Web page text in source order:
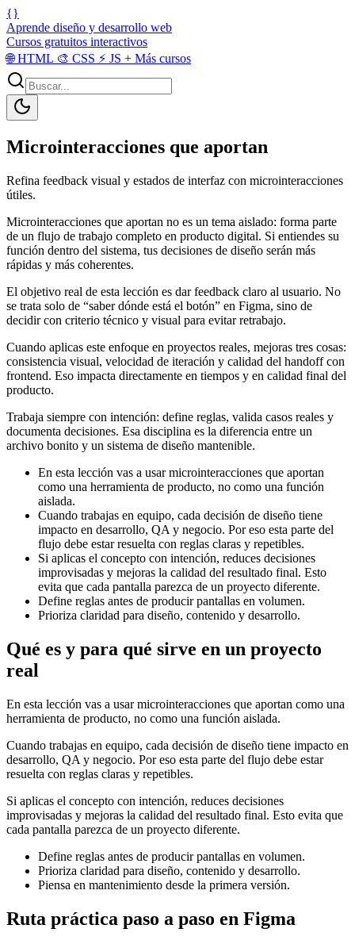
{}
Aprende diseño y desarrollo web
Cursos gratuitos interactivos
🌐HTML 🎨 CSS ⚡ JS + Más cursos
Microinteracciones que aportan
Refina feedback visual y estados de interfaz con microinteracciones
útiles.
Microinteracciones que aportan no es un tema aislado: forma parte
de un flujo de trabajo completo en producto digital. Si entiendes su
función dentro del sistema, tus decisiones de diseño serán más
rápidas y más coherentes.
El objetivo real de esta lección es dar feedback claro al usuario. No
se trata solo de “saber dónde está el botón” en Figma, sino de
decidir con criterio técnico y visual para evitar retrabajo.
Cuando aplicas este enfoque en proyectos reales, mejoras tres cosas:
consistencia visual, velocidad de iteración y calidad del handoff con
frontend. Eso impacta directamente en tiempos y en calidad final del
producto.
Trabaja siempre con intención: define reglas, valida casos reales y
documenta decisiones. Esa disciplina es la diferencia entre un
archivo bonito y un sistema de diseño mantenible.
En esta lección vas a usar microinteracciones que aportan
como una herramienta de producto, no como una función
aislada.
Cuando trabajas en equipo, cada decisión de diseño tiene
impacto en desarrollo, QA y negocio. Por eso esta parte del
flujo debe estar resuelta con reglas claras y repetibles.
Si aplicas el concepto con intención, reduces decisiones
improvisadas y mejoras la calidad del resultado final. Esto
evita que cada pantalla parezca de un proyecto diferente.
Define reglas antes de producir pantallas en volumen.
Prioriza claridad para diseño, contenido y desarrollo.
Qué es y para qué sirve en un proyecto
real
En esta lección vas a usar microinteracciones que aportan como una
herramienta de producto, no como una función aislada.
Cuando trabajas en equipo, cada decisión de diseño tiene impacto en
desarrollo, QA y negocio. Por eso esta parte del flujo debe estar
resuelta con reglas claras y repetibles.
Si aplicas el concepto con intención, reduces decisiones
improvisadas y mejoras la calidad del resultado final. Esto evita que
cada pantalla parezca de un proyecto diferente.
Define reglas antes de producir pantallas en volumen.
Prioriza claridad para diseño, contenido y desarrollo.
Piensa en mantenimiento desde la primera versión.
Ruta práctica paso a paso en Figma